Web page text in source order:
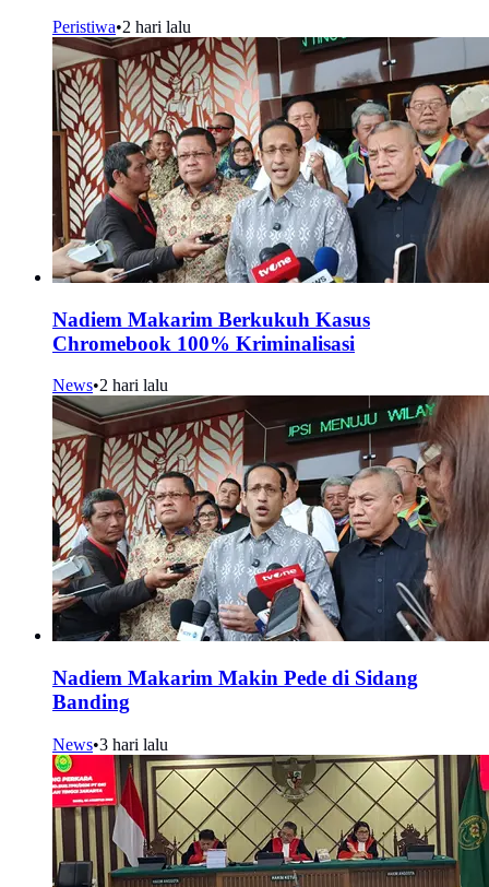
Peristiwa•2 hari lalu
Nadiem Makarim Berkukuh Kasus
Chromebook 100% Kriminalisasi
News•2 hari lalu
Nadiem Makarim Makin Pede di Sidang
Banding
News•3 hari lalu